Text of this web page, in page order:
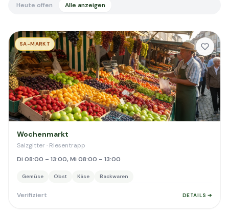
Heute offen Alle anzeigen
SA-MARKT
Wochenmarkt
Salzgitter · Riesentrapp
Di 08:00 – 13:00, Mi 08:00 – 13:00
Gemüse Obst Käse Backwaren
Verifiziert DETAILS ➔